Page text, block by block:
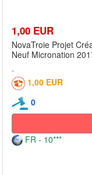
1,00 EUR
NovaTroie Projet
Neuf Micronation
1,00 EUR
0
FR - 10***